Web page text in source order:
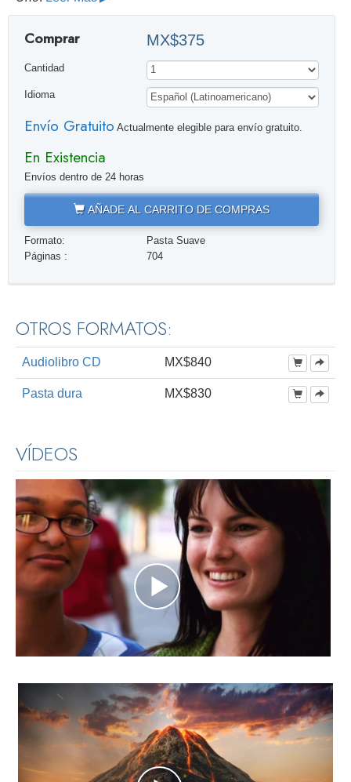
Comprar MX$375
Cantidad
Idioma
Envío Gratuito Actualmente elegible para envío gratuito.
En Existencia
Envíos dentro de 24 horas
AÑADE AL CARRITO DE COMPRAS
Formato:
Pasta Suave
Páginas :
704
OTROS FORMATOS:
Audiolibro CD MX$840
Pasta dura MX$830
VÍDEOS